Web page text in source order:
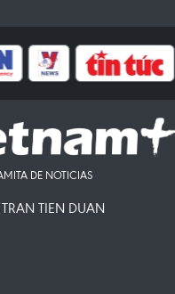
DE NOTICIAS
TIEN DUAN